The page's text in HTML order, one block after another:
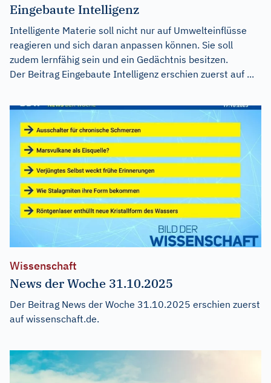
Eingebaute Intelligenz
Intelligente Materie soll nicht nur auf Umwelteinflüsse
reagieren und sich daran anpassen können. Sie soll
zudem lernfähig sein und ein Gedächtnis besitzen.
Der Beitrag Eingebaute Intelligenz erschien zuerst auf ...
Wissenschaft
News der Woche 31.10.2025
Der Beitrag News der Woche 31.10.2025 erschien zuerst
auf wissenschaft.de.